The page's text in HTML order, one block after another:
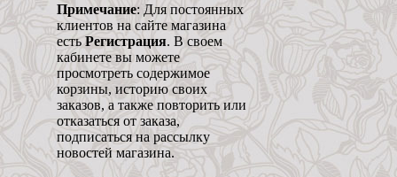
Примечание: Для постоянных
клиентов на сайте магазина
есть Регистрация. В своем
кабинете вы можете
просмотреть содержимое
корзины, историю своих
заказов, а также повторить или
отказаться от заказа,
подписаться на рассылку
новостей магазина.